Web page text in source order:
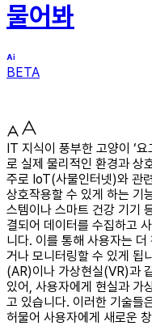
물어봐
BETA
IT 지식이 풍부한 고양이 ‘
로 실제 물리적인 환경과 상
주로 IoT(사물인터넷)와 관
상호작용할 수 있게 하는 기
스템이나 스마트 건강 기기
결되어 데이터를 수집하고
니다. 이를 통해 사용자는
거나 모니터링할 수 있게 됩
(AR)이나 가상현실(VR)과
있어, 사용자에게 현실과 가
고 있습니다. 이러한 기술들
허물어 사용자에게 새로운